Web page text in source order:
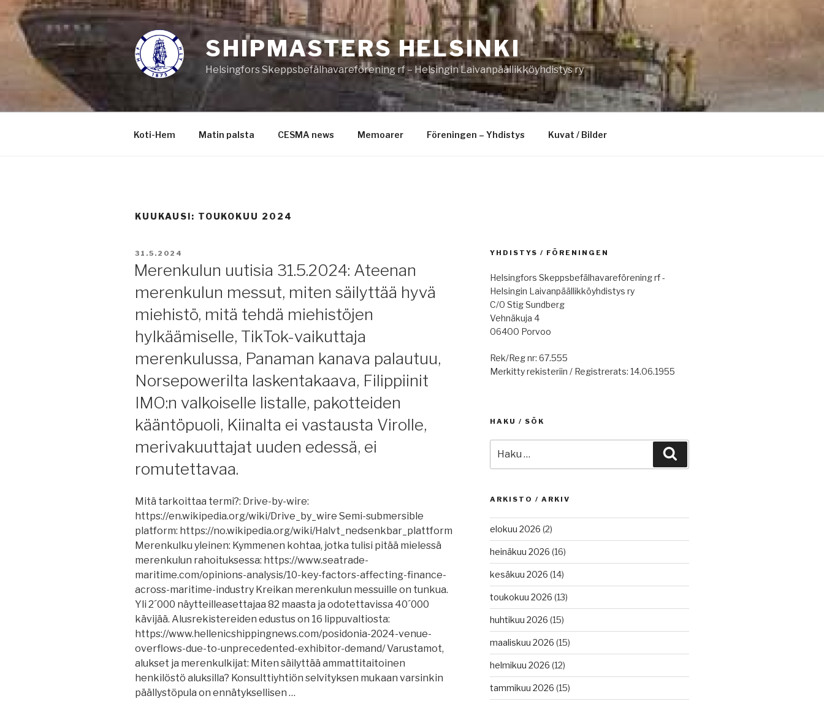
Siirry
sisältöön
SHIPMASTERS HELSINKI
Helsingfors Skeppsbefälhavareförening rf – Helsingin Laivanpäällikköyhdistys ry
Koti-Hem Matin palsta CESMA news Memoarer Föreningen – Yhdistys Kuvat / Bilder
KUUKAUSI: TOUKOKUU 2024
JULKAISTU
31.5.2024
Merenkulun uutisia 31.5.2024: Ateenan
merenkulun messut, miten säilyttää hyvä
miehistö, mitä tehdä miehistöjen
hylkäämiselle, TikTok-vaikuttaja
merenkulussa, Panaman kanava palautuu,
Norsepowerilta laskentakaava, Filippiinit
IMO:n valkoiselle listalle, pakotteiden
kääntöpuoli, Kiinalta ei vastausta Virolle,
merivakuuttajat uuden edessä, ei
romutettavaa.
Mitä tarkoittaa termi?: Drive-by-wire:
https://en.wikipedia.org/wiki/Drive_by_wire Semi-submersible
platform: https://no.wikipedia.org/wiki/Halvt_nedsenkbar_plattform
Merenkulku yleinen: Kymmenen kohtaa, jotka tulisi pitää mielessä
merenkulun rahoituksessa: https://www.seatrade-
maritime.com/opinions-analysis/10-key-factors-affecting-finance-
across-maritime-industry Kreikan merenkulun messuille on tunkua.
Yli 2´000 näytteilleasettajaa 82 maasta ja odotettavissa 40´000
kävijää. Alusrekistereiden edustus on 16 lippuvaltiosta:
https://www.hellenicshippingnews.com/posidonia-2024-venue-
overflows-due-to-unprecedented-exhibitor-demand/ Varustamot,
alukset ja merenkulkijat: Miten säilyttää ammattitaitoinen
henkilöstö aluksilla? Konsulttiyhtiön selvityksen mukaan varsinkin
päällystöpula on ennätyksellisen …
YHDISTYS / FÖRENINGEN
Helsingfors Skeppsbefälhavareförening rf -
Helsingin Laivanpäällikköyhdistys ry
C/0 Stig Sundberg
Vehnäkuja 4
06400 Porvoo
Rek/Reg nr: 67.555
Merkitty rekisteriin / Registrerats: 14.06.1955
HAKU / SÖK
ARKISTO / ARKIV
elokuu 2026 (2)
heinäkuu 2026 (16)
kesäkuu 2026 (14)
toukokuu 2026 (13)
huhtikuu 2026 (15)
maaliskuu 2026 (15)
helmikuu 2026 (12)
tammikuu 2026 (15)